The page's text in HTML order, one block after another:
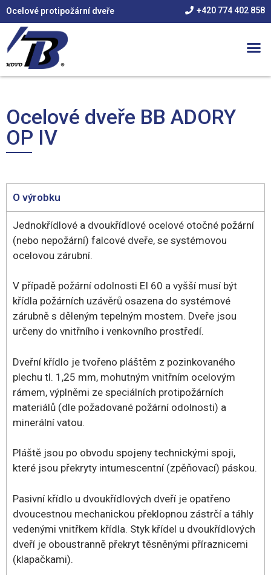
Ocelové protipožární dveře +420 774 402 858
Ocelové dveře BB ADORY
OP IV
O výrobku
Jednokřídlové a dvoukřídlové ocelové otočné požární
(nebo nepožární) falcové dveře, se systémovou
ocelovou zárubní.
V případě požární odolnosti EI 60 a vyšší musí být
křídla požárních uzávěrů osazena do systémové
zárubně s děleným tepelným mostem. Dveře jsou
určeny do vnitřního i venkovního prostředí.
Dveřní křídlo je tvořeno pláštěm z pozinkovaného
plechu tl. 1,25 mm, mohutným vnitřním ocelovým
rámem, výplněmi ze speciálních protipožárních
materiálů (dle požadované požární odolnosti) a
minerální vatou.
Pláště jsou po obvodu spojeny technickými spoji,
které jsou překryty intumescentní (zpěňovací) páskou.
Pasivní křídlo u dvoukřídlových dveří je opatřeno
dvoucestnou mechanickou překlopnou zástrčí a táhly
vedenými vnitřkem křídla. Styk křídel u dvoukřídlových
dveří je oboustranně překryt těsněnými příraznicemi
(klapačkami).